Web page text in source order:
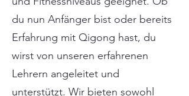
du nun Anfänger bist oder bereits
Erfahrung mit Qigong hast, du
wirst von unseren erfahrenen
Lehrern angeleitet und
unterstützt. Wir bieten sowohl